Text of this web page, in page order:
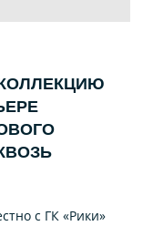
КОЛЛЕКЦИЮ
с ГК «Рики»